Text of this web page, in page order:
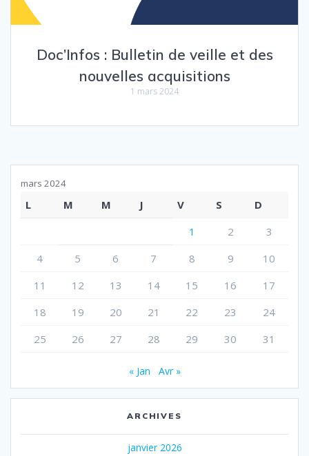
Doc’Infos : Bulletin de veille et des
nouvelles acquisitions
1 mars 2024
mars 2024
L M M J V S
D
1
2
3
4
5 6 7 8 9
10
11
12 13 14 15 16
17
18
19 20 21 22 23
24
25
26 27 28 29 30 31
« Jan Avr »
ARCHIVES
janvier 2026